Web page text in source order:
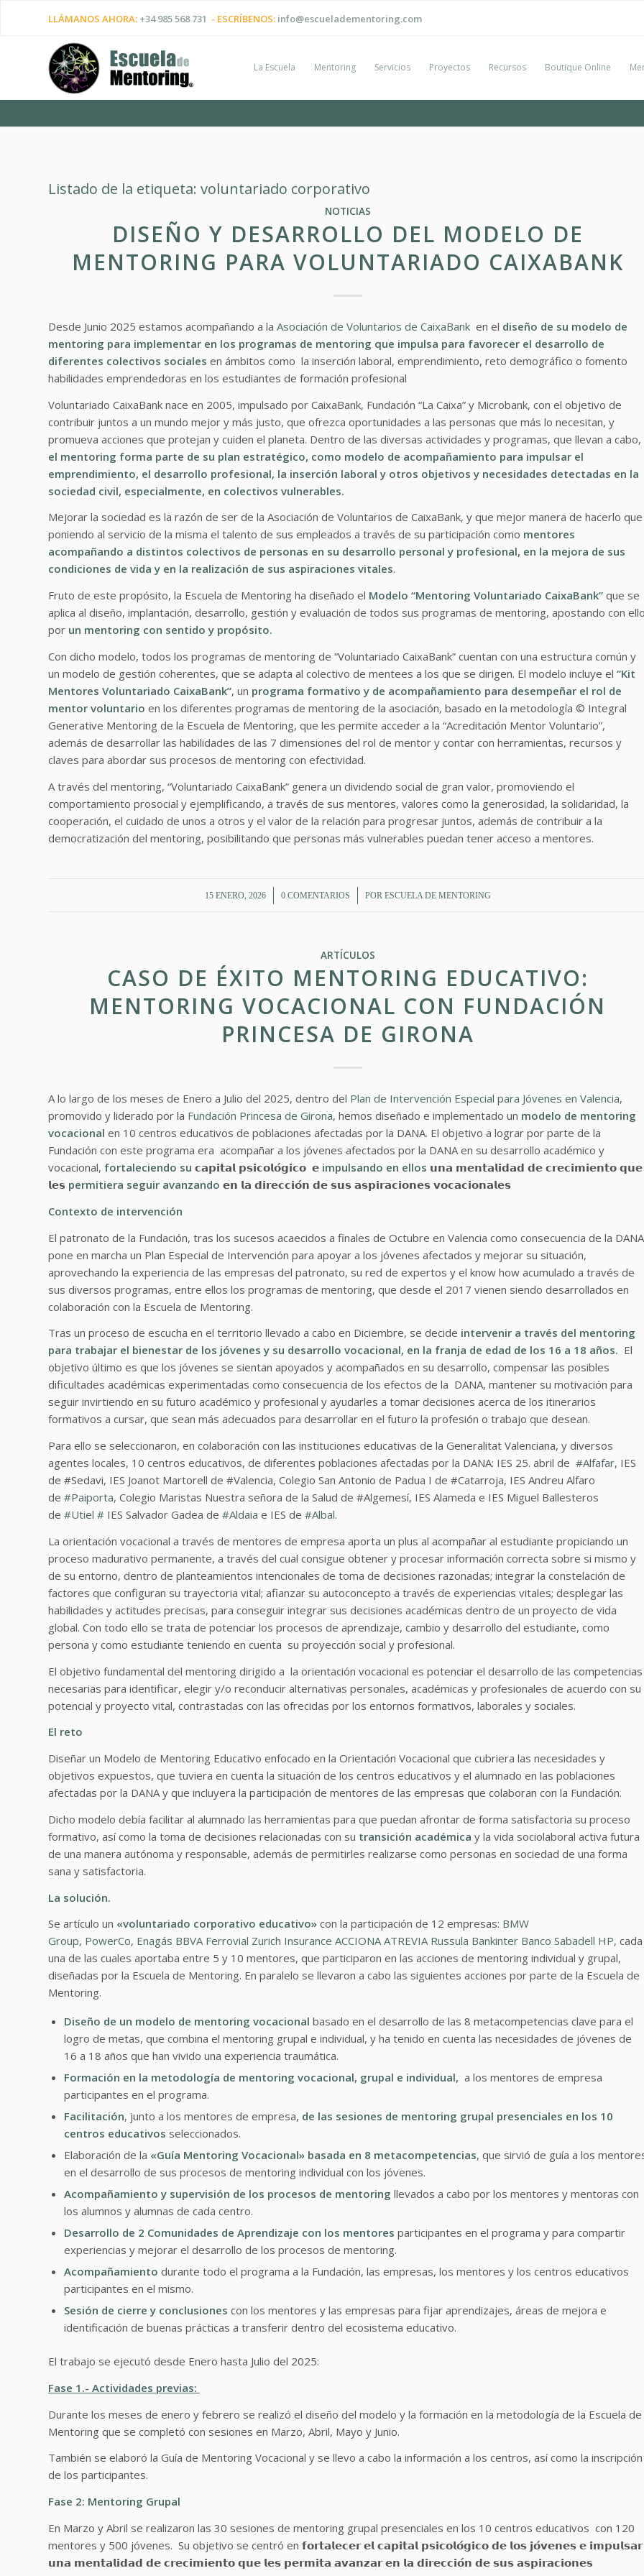
LLÁMANOS AHORA: +34 985 568 731 - ESCRÍBENOS: info@escueladementoring.com
La Escuela Mentoring Servicios Proyectos Recursos Boutique Online
Listado de la etiqueta: voluntariado corporativo
NOTICIAS
DISEÑO Y DESARROLLO DEL MODELO DE
MENTORING PARA VOLUNTARIADO CAIXABANK
Desde Junio 2025 estamos acompañando a la Asociación de Voluntarios de CaixaBank en el diseño de su modelo de
mentoring para implementar en los programas de mentoring que impulsa para favorecer el desarrollo de
diferentes colectivos sociales en ámbitos como la inserción laboral, emprendimiento, reto demográfico o fomento
habilidades emprendedoras en los estudiantes de formación profesional
Voluntariado CaixaBank nace en 2005, impulsado por CaixaBank, Fundación “La Caixa” y Microbank, con el objetivo de
contribuir juntos a un mundo mejor y más justo, que ofrezca oportunidades a las personas que más lo necesitan, y
promueva acciones que protejan y cuiden el planeta. Dentro de las diversas actividades y programas, que llevan a cabo,
el mentoring forma parte de su plan estratégico, como modelo de acompañamiento para impulsar el
emprendimiento, el desarrollo profesional, la inserción laboral y otros objetivos y necesidades detectadas en la
sociedad civil, especialmente, en colectivos vulnerables.
Mejorar la sociedad es la razón de ser de la Asociación de Voluntarios de CaixaBank, y que mejor manera de hacerlo que
poniendo al servicio de la misma el talento de sus empleados a través de su participación como mentores
acompañando a distintos colectivos de personas en su desarrollo personal y profesional, en la mejora de sus
condiciones de vida y en la realización de sus aspiraciones vitales.
Fruto de este propósito, la Escuela de Mentoring ha diseñado el Modelo “Mentoring Voluntariado CaixaBank” que se
aplica al diseño, implantación, desarrollo, gestión y evaluación de todos sus programas de mentoring, apostando con
por un mentoring con sentido y propósito.
Con dicho modelo, todos los programas de mentoring de “Voluntariado CaixaBank” cuentan con una estructura común y
un modelo de gestión coherentes, que se adapta al colectivo de mentees a los que se dirigen. El modelo incluye el “Kit
Mentores Voluntariado CaixaBank”, un programa formativo y de acompañamiento para desempeñar el rol de
mentor voluntario en los diferentes programas de mentoring de la asociación, basado en la metodología © Integral
Generative Mentoring de la Escuela de Mentoring, que les permite acceder a la “Acreditación Mentor Voluntario”,
además de desarrollar las habilidades de las 7 dimensiones del rol de mentor y contar con herramientas, recursos y
claves para abordar sus procesos de mentoring con efectividad.
A través del mentoring, “Voluntariado CaixaBank” genera un dividendo social de gran valor, promoviendo el
comportamiento prosocial y ejemplificando, a través de sus mentores, valores como la generosidad, la solidaridad, la
cooperación, el cuidado de unos a otros y el valor de la relación para progresar juntos, además de contribuir a la
democratización del mentoring, posibilitando que personas más vulnerables puedan tener acceso a mentores.
15 ENERO, 2026
/ 0 COMENTARIOS
/ POR ESCUELA DE MENTORING
ARTÍCULOS
CASO DE ÉXITO MENTORING EDUCATIVO:
MENTORING VOCACIONAL CON FUNDACIÓN
PRINCESA DE GIRONA
A lo largo de los meses de Enero a Julio del 2025, dentro del Plan de Intervención Especial para Jóvenes en Valencia,
promovido y liderado por la Fundación Princesa de Girona, hemos diseñado e implementado un modelo de mentoring
vocacional en 10 centros educativos de poblaciones afectadas por la DANA. El objetivo a lograr por parte de la
Fundación con este programa era acompañar a los jóvenes afectados por la DANA en su desarrollo académico y
vocacional, fortaleciendo su 𝗰𝗮𝗽𝗶𝘁𝗮𝗹 𝗽𝘀𝗶𝗰𝗼𝗹𝗼́𝗴𝗶𝗰𝗼 𝗲 impulsando en ellos 𝘂𝗻𝗮 𝗺𝗲𝗻𝘁𝗮𝗹𝗶𝗱𝗮𝗱 𝗱𝗲 𝗰𝗿𝗲𝗰𝗶𝗺𝗶𝗲𝗻𝘁𝗼 𝗾𝘂𝗲
𝗹𝗲𝘀 permitiera seguir avanzando 𝗲𝗻 𝗹𝗮 𝗱𝗶𝗿𝗲𝗰𝗰𝗶𝗼́𝗻 𝗱𝗲 𝘀𝘂𝘀 𝗮𝘀𝗽𝗶𝗿𝗮𝗰𝗶𝗼𝗻𝗲𝘀 𝘃𝗼𝗰𝗮𝗰𝗶𝗼𝗻𝗮𝗹𝗲𝘀
Contexto de intervención
El patronato de la Fundación, tras los sucesos acaecidos a finales de Octubre en Valencia como consecuencia de la
pone en marcha un Plan Especial de Intervención para apoyar a los jóvenes afectados y mejorar su situación,
aprovechando la experiencia de las empresas del patronato, su red de expertos y el know how acumulado a través de
sus diversos programas, entre ellos los programas de mentoring, que desde el 2017 vienen siendo desarrollados en
colaboración con la Escuela de Mentoring.
Tras un proceso de escucha en el territorio llevado a cabo en Diciembre, se decide intervenir a través del mentoring
para trabajar el bienestar de los jóvenes y su desarrollo vocacional, en la franja de edad de los 16 a 18 años. El
objetivo último es que los jóvenes se sientan apoyados y acompañados en su desarrollo, compensar las posibles
dificultades académicas experimentadas como consecuencia de los efectos de la DANA, mantener su motivación para
seguir invirtiendo en su futuro académico y profesional y ayudarles a tomar decisiones acerca de los itinerarios
formativos a cursar, que sean más adecuados para desarrollar en el futuro la profesión o trabajo que desean.
Para ello se seleccionaron, en colaboración con las instituciones educativas de la Generalitat Valenciana, y diversos
agentes locales, 10 centros educativos, de diferentes poblaciones afectadas por la DANA: IES 25. abril de #Alfafar, IES
de #Sedavi, IES Joanot Martorell de #Valencia, Colegio San Antonio de Padua I de #Catarroja, IES Andreu Alfaro
de #Paiporta, Colegio Maristas Nuestra señora de la Salud de #Algemesí, IES Alameda e IES Miguel Ballesteros
de #Utiel # IES Salvador Gadea de #Aldaia e IES de #Albal.
La orientación vocacional a través de mentores de empresa aporta un plus al acompañar al estudiante propiciando un
proceso madurativo permanente, a través del cual consigue obtener y procesar información correcta sobre si mismo y
de su entorno, dentro de planteamientos intencionales de toma de decisiones razonadas; integrar la constelación de
factores que configuran su trayectoria vital; afianzar su autoconcepto a través de experiencias vitales; desplegar las
habilidades y actitudes precisas, para conseguir integrar sus decisiones académicas dentro de un proyecto de vida
global. Con todo ello se trata de potenciar los procesos de aprendizaje, cambio y desarrollo del estudiante, como
persona y como estudiante teniendo en cuenta su proyección social y profesional.
El objetivo fundamental del mentoring dirigido a la orientación vocacional es potenciar el desarrollo de las competencias
necesarias para identificar, elegir y/o reconducir alternativas personales, académicas y profesionales de acuerdo con su
potencial y proyecto vital, contrastadas con las ofrecidas por los entornos formativos, laborales y sociales.
El reto
Diseñar un Modelo de Mentoring Educativo enfocado en la Orientación Vocacional que cubriera las necesidades y
objetivos expuestos, que tuviera en cuenta la situación de los centros educativos y el alumnado en las poblaciones
afectadas por la DANA y que incluyera la participación de mentores de las empresas que colaboran con la Fundación.
Dicho modelo debía facilitar al alumnado las herramientas para que puedan afrontar de forma satisfactoria su proceso
formativo, así como la toma de decisiones relacionadas con su transición académica y la vida sociolaboral activa futura
de una manera autónoma y responsable, además de permitirles realizarse como personas en sociedad de una forma
sana y satisfactoria.
La solución.
Se artículo un «voluntariado corporativo educativo» con la participación de 12 empresas: BMW
Group, PowerCo, Enagás BBVA Ferrovial Zurich Insurance ACCIONA ATREVIA Russula Bankinter Banco Sabadell HP, cada
una de las cuales aportaba entre 5 y 10 mentores, que participaron en las acciones de mentoring individual y grupal,
diseñadas por la Escuela de Mentoring. En paralelo se llevaron a cabo las siguientes acciones por parte de la Escuela de
Mentoring.
Diseño de un modelo de mentoring vocacional basado en el desarrollo de las 8 metacompetencias clave para el
logro de metas, que combina el mentoring grupal e individual, y ha tenido en cuenta las necesidades de jóvenes de
16 a 18 años que han vivido una experiencia traumática.
Formación en la metodología de mentoring vocacional, grupal e individual, a los mentores de empresa
participantes en el programa.
Facilitación, junto a los mentores de empresa, de las sesiones de mentoring grupal presenciales en los 10
centros educativos seleccionados.
Elaboración de la «Guía Mentoring Vocacional» basada en 8 metacompetencias, que sirvió de guía a los
en el desarrollo de sus procesos de mentoring individual con los jóvenes.
Acompañamiento y supervisión de los procesos de mentoring llevados a cabo por los mentores y mentoras con
los alumnos y alumnas de cada centro.
Desarrollo de 2 Comunidades de Aprendizaje con los mentores participantes en el programa y para compartir
experiencias y mejorar el desarrollo de los procesos de mentoring.
Acompañamiento durante todo el programa a la Fundación, las empresas, los mentores y los centros educativos
participantes en el mismo.
Sesión de cierre y conclusiones con los mentores y las empresas para fijar aprendizajes, áreas de mejora e
identificación de buenas prácticas a transferir dentro del ecosistema educativo.
El trabajo se ejecutó desde Enero hasta Julio del 2025:
Fase 1.- Actividades previas:
Durante los meses de enero y febrero se realizó el diseño del modelo y la formación en la metodología de la Escuela de
Mentoring que se completó con sesiones en Marzo, Abril, Mayo y Junio.
También se elaboró la Guía de Mentoring Vocacional y se llevo a cabo la información a los centros, así como la inscripción
de los participantes.
Fase 2: Mentoring Grupal
En Marzo y Abril se realizaron las 30 sesiones de mentoring grupal presenciales en los 10 centros educativos con 120
mentores y 500 jóvenes. Su objetivo se centró en 𝗳𝗼𝗿𝘁𝗮𝗹𝗲𝗰𝗲𝗿 𝗲𝗹 𝗰𝗮𝗽𝗶𝘁𝗮𝗹 𝗽𝘀𝗶𝗰𝗼𝗹𝗼́𝗴𝗶𝗰𝗼 𝗱𝗲 𝗹𝗼𝘀 𝗷𝗼́𝘃𝗲𝗻𝗲𝘀 𝗲 𝗶𝗺𝗽𝘂𝗹𝘀𝗮𝗿
𝘂𝗻𝗮 𝗺𝗲𝗻𝘁𝗮𝗹𝗶𝗱𝗮𝗱 𝗱𝗲 𝗰𝗿𝗲𝗰𝗶𝗺𝗶𝗲𝗻𝘁𝗼 𝗾𝘂𝗲 𝗹𝗲𝘀 𝗽𝗲𝗿𝗺𝗶𝘁𝗮 𝗮𝘃𝗮𝗻𝘇𝗮𝗿 𝗲𝗻 𝗹𝗮 𝗱𝗶𝗿𝗲𝗰𝗰𝗶𝗼́𝗻 𝗱𝗲 𝘀𝘂𝘀 𝗮𝘀𝗽𝗶𝗿𝗮𝗰𝗶𝗼𝗻𝗲𝘀